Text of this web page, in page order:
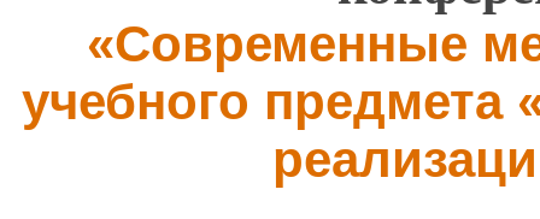
«Современные
учебного предмета